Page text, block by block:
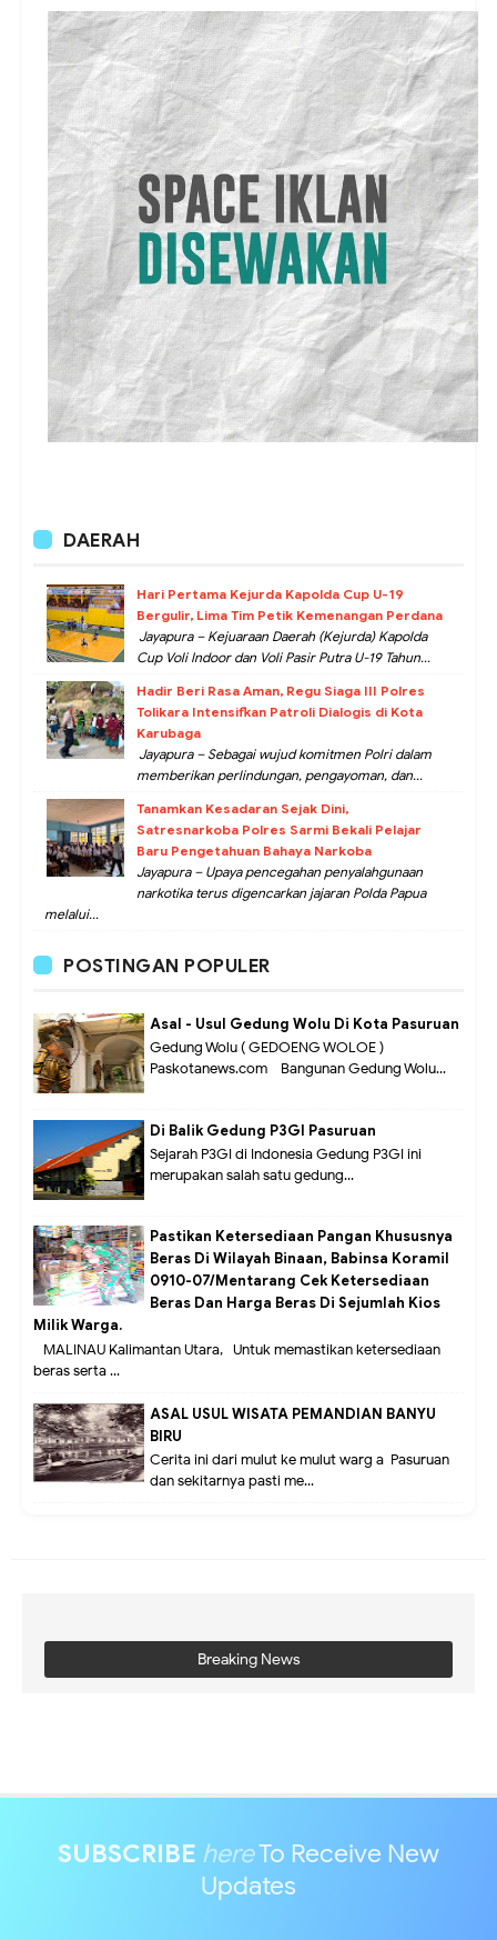
DAERAH
Hari Pertama Kejurda Kapolda Cup U-19
Bergulir, Lima Tim Petik Kemenangan Perdana
Jayapura – Kejuaraan Daerah (Kejurda) Kapolda
Cup Voli Indoor dan Voli Pasir Putra U-19 Tahun...
Hadir Beri Rasa Aman, Regu Siaga III Polres
Tolikara Intensifkan Patroli Dialogis di Kota
Karubaga
Jayapura – Sebagai wujud komitmen Polri dalam
memberikan perlindungan, pengayoman, dan...
Tanamkan Kesadaran Sejak Dini,
Satresnarkoba Polres Sarmi Bekali Pelajar
Baru Pengetahuan Bahaya Narkoba
Jayapura – Upaya pencegahan penyalahgunaan
narkotika terus digencarkan jajaran Polda Papua
melalui...
POSTINGAN POPULER
Asal - Usul Gedung Wolu Di Kota Pasuruan
Gedung Wolu ( GEDOENG WOLOE )
Paskotanews.com - Bangunan Gedung Wolu...
Di Balik Gedung P3GI Pasuruan
Sejarah P3GI di Indonesia Gedung P3GI ini
merupakan salah satu gedung...
Pastikan Ketersediaan Pangan Khususnya
Beras Di Wilayah Binaan, Babinsa Koramil
0910-07/Mentarang Cek Ketersediaan
Beras Dan Harga Beras Di Sejumlah Kios
Milik Warga.
MALINAU Kalimantan Utara,- Untuk memastikan ketersediaan
beras serta ...
ASAL USUL WISATA PEMANDIAN BANYU
BIRU
Cerita ini dari mulut ke mulut warg a Pasuruan
dan sekitarnya pasti me...
Breaking News
SUBSCRIBE hereTo Receive New
Updates